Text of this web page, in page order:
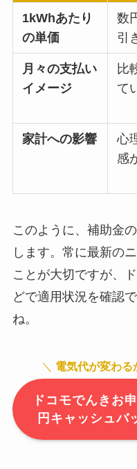
1kWhあたり
の単価
数
引
月々の支払い
イメージ
比
て
家計への影響
心
感
このように、補助金
します。常に最新の
ことが大切ですが、
どで適用状況を確認
ね。
＼ 電気代が変わる
ドコモでんきお
円キャッシュバ